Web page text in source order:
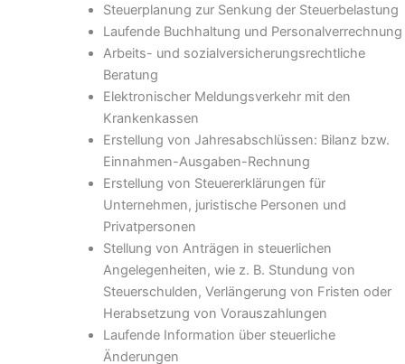
Steuerplanung zur Senkung der Steuerbelastung
Laufende Buchhaltung und Personalverrechnung
Arbeits- und sozialversicherungsrechtliche
Beratung
Elektronischer Meldungsverkehr mit den
Krankenkassen
Erstellung von Jahresabschlüssen: Bilanz bzw.
Einnahmen-Ausgaben-Rechnung
Erstellung von Steuererklärungen für
Unternehmen, juristische Personen und
Privatpersonen
Stellung von Anträgen in steuerlichen
Angelegenheiten, wie z. B. Stundung von
Steuerschulden, Verlängerung von Fristen oder
Herabsetzung von Vorauszahlungen
Laufende Information über steuerliche
Änderungen